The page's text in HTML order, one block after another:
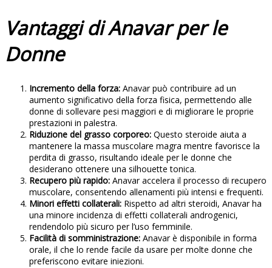
Vantaggi di Anavar per le
Donne
Incremento della forza: Anavar può contribuire ad un
aumento significativo della forza fisica, permettendo alle
donne di sollevare pesi maggiori e di migliorare le proprie
prestazioni in palestra.
Riduzione del grasso corporeo: Questo steroide aiuta a
mantenere la massa muscolare magra mentre favorisce la
perdita di grasso, risultando ideale per le donne che
desiderano ottenere una silhouette tonica.
Recupero più rapido: Anavar accelera il processo di recupero
muscolare, consentendo allenamenti più intensi e frequenti.
Minori effetti collaterali: Rispetto ad altri steroidi, Anavar ha
una minore incidenza di effetti collaterali androgenici,
rendendolo più sicuro per l’uso femminile.
Facilità di somministrazione: Anavar è disponibile in forma
orale, il che lo rende facile da usare per molte donne che
preferiscono evitare iniezioni.